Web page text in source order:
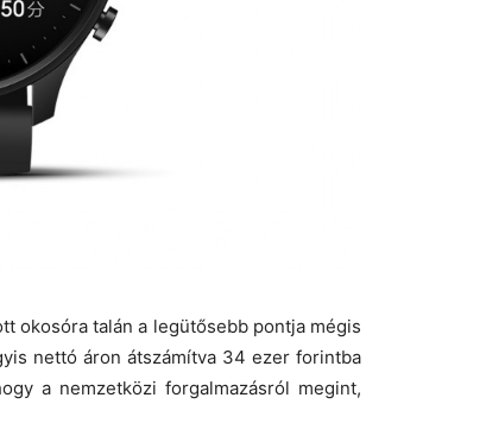
okosóra talán a legütősebb pontja mégis
nettó áron átszámítva 34 ezer forintba
a nemzetközi forgalmazásról megint,